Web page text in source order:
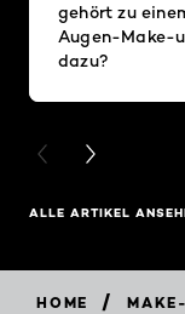
gehört zu
Augen-Make-
dazu?
PREVIOUS CARD
NEXT CARD
ALLE ARTIKEL
HOME /